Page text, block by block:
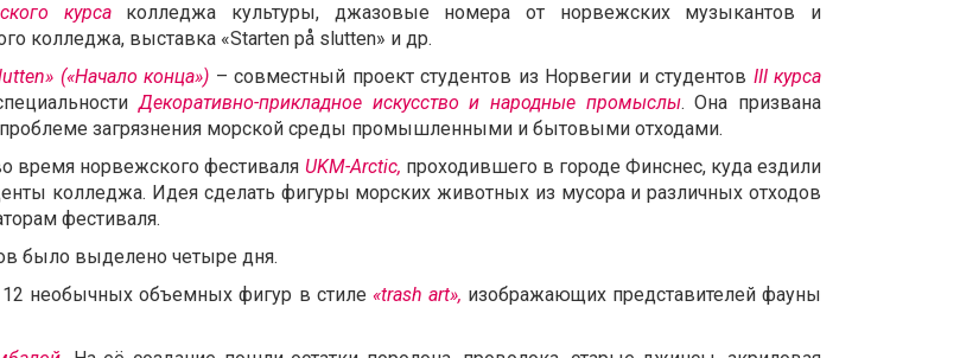
курса колледжа культуры, джазовые номера от норвежских музыкантов и
колледжа, выставка «Starten på slutten» и др.
(«Начало конца») – совместный проект студентов из Норвегии и студентов III курса
Декоративно-прикладное искусство и народные промыслы. Она призвана
загрязнения морской среды промышленными и бытовыми отходами.
время норвежского фестиваля UKM-Arctic, проходившего в городе Финснес, куда ездили
колледжа. Идея сделать фигуры морских животных из мусора и различных отходов
фестиваля.
было выделено четыре дня.
необычных объемных фигур в стиле «trash art», изображающих представителей фауны